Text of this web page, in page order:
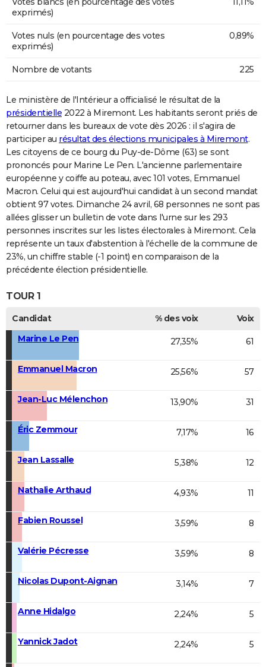
exprimés)
Votes nuls (en pourcentage des votes
exprimés)
0,89%
Nombre de votants 225
Le ministère de l'Intérieur a officialisé le résultat de la
présidentielle 2022 à Miremont. Les habitants seront priés de
retourner dans les bureaux de vote dès 2026 : il s'agira de
participer au résultat des élections municipales à Miremont.
Les citoyens de ce bourg du Puy-de-Dôme (63) se sont
prononcés pour Marine Le Pen. L'ancienne parlementaire
européenne y coiffe au poteau, avec 101 votes, Emmanuel
Macron. Celui qui est aujourd'hui candidat à un second mandat
obtient 97 votes. Dimanche 24 avril, 68 personnes ne sont pas
allées glisser un bulletin de vote dans l'urne sur les 293
personnes inscrites sur les listes électorales à Miremont. Cela
représente un taux d'abstention à l'échelle de la commune de
23%, un chiffre stable (-1 point) en comparaison de la
précédente élection présidentielle.
TOUR 1
Candidat % des voix
Voix
Marine Le Pen
27,35% 61
Emmanuel Macron 25,56% 57
Jean-Luc Mélenchon 13,90% 31
Éric Zemmour 7,17% 16
Jean Lassalle 5,38% 12
Nathalie Arthaud 4,93% 11
Fabien Roussel 3,59% 8
Valérie Pécresse 3,59% 8
Nicolas Dupont-Aignan 3,14% 7
Anne Hidalgo 2,24% 5
Yannick Jadot 2,24% 5